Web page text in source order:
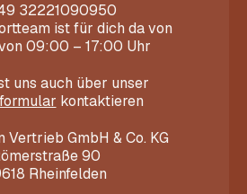
32221090950
ist für dich da von
09:00 – 17:00 Uhr
uns auch über unser
kontaktieren
Vertrieb GmbH & Co. KG
90
Rheinfelden